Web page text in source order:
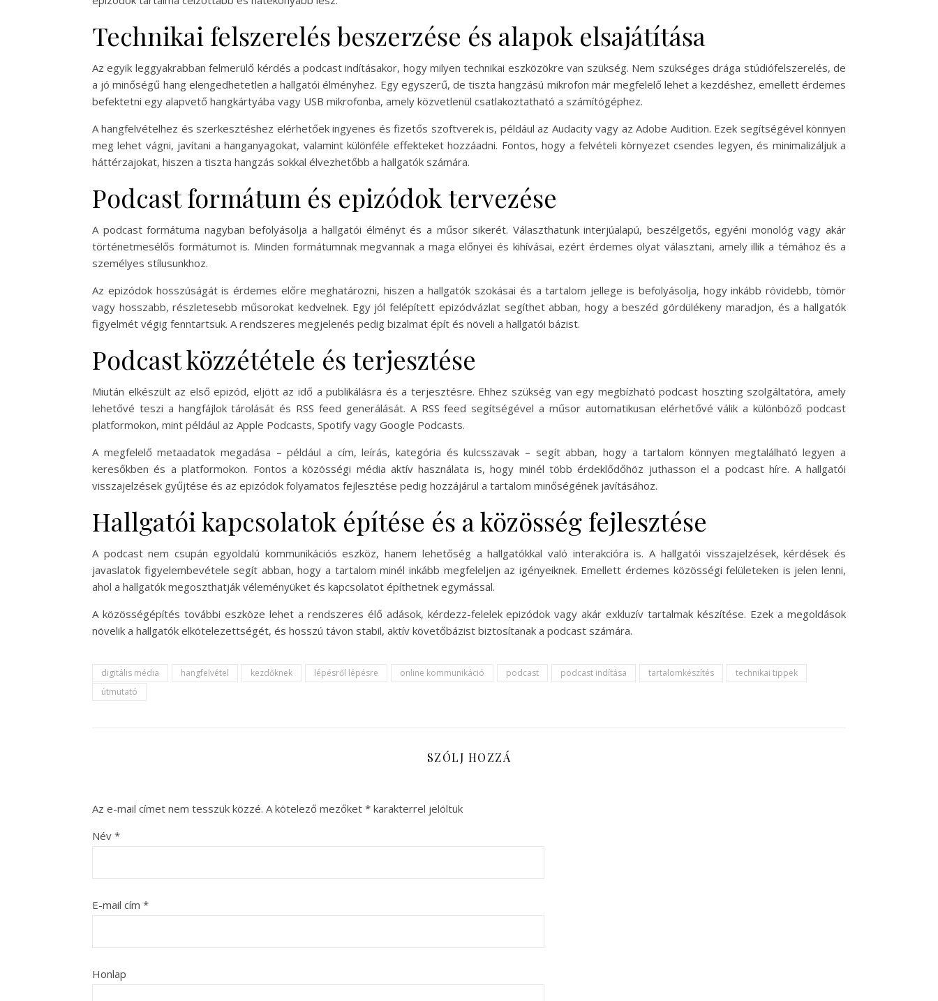
Technikai felszerelés beszerzése és alapok elsajátítása
Az egyik leggyakrabban felmerülő kérdés a podcast indításakor, hogy milyen technikai eszközökre van szükség. Nem szükséges drága stúdiófelszerelés, de
a jó minőségű hang elengedhetetlen a hallgatói élményhez. Egy egyszerű, de tiszta hangzású mikrofon már megfelelő lehet a kezdéshez, emellett érdemes
befektetni egy alapvető hangkártyába vagy USB mikrofonba, amely közvetlenül csatlakoztatható a számítógéphez.
A hangfelvételhez és szerkesztéshez elérhetőek ingyenes és fizetős szoftverek is, például az Audacity vagy az Adobe Audition. Ezek segítségével könnyen
meg lehet vágni, javítani a hanganyagokat, valamint különféle effekteket hozzáadni. Fontos, hogy a felvételi környezet csendes legyen, és minimalizáljuk a
háttérzajokat, hiszen a tiszta hangzás sokkal élvezhetőbb a hallgatók számára.
Podcast formátum és epizódok tervezése
A podcast formátuma nagyban befolyásolja a hallgatói élményt és a műsor sikerét. Választhatunk interjúalapú, beszélgetős, egyéni monológ vagy akár
történetmesélős formátumot is. Minden formátumnak megvannak a maga előnyei és kihívásai, ezért érdemes olyat választani, amely illik a témához és a
személyes stílusunkhoz.
Az epizódok hosszúságát is érdemes előre meghatározni, hiszen a hallgatók szokásai és a tartalom jellege is befolyásolja, hogy inkább rövidebb, tömör
vagy hosszabb, részletesebb műsorokat kedvelnek. Egy jól felépített epizódvázlat segíthet abban, hogy a beszéd gördülékeny maradjon, és a hallgatók
figyelmét végig fenntartsuk. A rendszeres megjelenés pedig bizalmat épít és növeli a hallgatói bázist.
Podcast közzététele és terjesztése
Miután elkészült az első epizód, eljött az idő a publikálásra és a terjesztésre. Ehhez szükség van egy megbízható podcast hoszting szolgáltatóra, amely
lehetővé teszi a hangfájlok tárolását és RSS feed generálását. A RSS feed segítségével a műsor automatikusan elérhetővé válik a különböző podcast
platformokon, mint például az Apple Podcasts, Spotify vagy Google Podcasts.
A megfelelő metaadatok megadása – például a cím, leírás, kategória és kulcsszavak – segít abban, hogy a tartalom könnyen megtalálható legyen a
keresőkben és a platformokon. Fontos a közösségi média aktív használata is, hogy minél több érdeklődőhöz juthasson el a podcast híre. A hallgatói
visszajelzések gyűjtése és az epizódok folyamatos fejlesztése pedig hozzájárul a tartalom minőségének javításához.
Hallgatói kapcsolatok építése és a közösség fejlesztése
A podcast nem csupán egyoldalú kommunikációs eszköz, hanem lehetőség a hallgatókkal való interakcióra is. A hallgatói visszajelzések, kérdések és
javaslatok figyelembevétele segít abban, hogy a tartalom minél inkább megfeleljen az igényeiknek. Emellett érdemes közösségi felületeken is jelen lenni,
ahol a hallgatók megoszthatják véleményüket és kapcsolatot építhetnek egymással.
A közösségépítés további eszköze lehet a rendszeres élő adások, kérdezz-felelek epizódok vagy akár exkluzív tartalmak készítése. Ezek a megoldások
növelik a hallgatók elkötelezettségét, és hosszú távon stabil, aktív követőbázist biztosítanak a podcast számára.
digitális média hangfelvétel kezdőknek lépésről lépésre online kommunikáció podcast podcast indítása tartalomkészítés
technikai tippek
útmutató
SZÓLJ HOZZÁ
Az e-mail címet nem tesszük közzé. A kötelező mezőket * karakterrel jelöltük
Név *
E-mail cím *
Honlap